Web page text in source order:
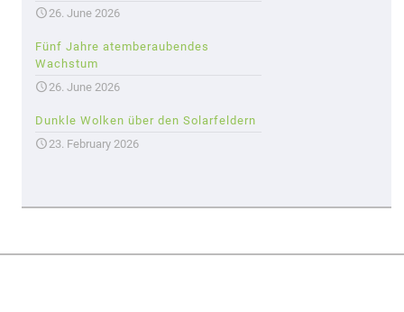
26. June 2026
Fünf Jahre atemberaubendes
Wachstum
26. June 2026
Dunkle Wolken über den Solarfeldern
23. February 2026